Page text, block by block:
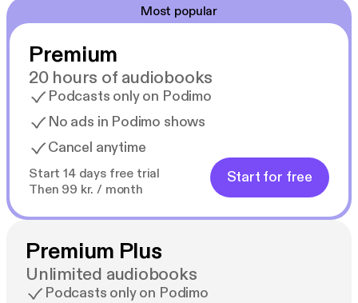
Most popular
Premium
20 hours of audiobooks
Podcasts only on Podimo
No ads in Podimo shows
Cancel anytime
Start 14 days free trial
Then 99 kr. / month
Start for free
Premium Plus
Unlimited audiobooks
Podcasts only on Podimo